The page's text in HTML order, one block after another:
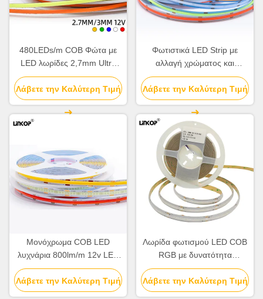
480LEDs/m COB Φώτα με
LED λωρίδες 2,7mm Ultra
στενά Φώτα με LED λωρίδες
Λάβετε την Καλύτερη Τιμή
Φωτιστικά LED Strip με
αλλαγή χρώματος και
ρύθμιση έντασης 3000k
4500K 6000K
Λάβετε την Καλύτερη Τιμή
Μονόχρωμα COB LED
λυχνάρια 800lm/m 12v LED
λυχνάρια λυχνάρια Dimmable
Λάβετε την Καλύτερη Τιμή
Λωρίδα φωτισμού LED COB
RGB με δυνατότητα
ρύθμισης της έντασης, 24V,
Chip On Board
Λάβετε την Καλύτερη Τιμή